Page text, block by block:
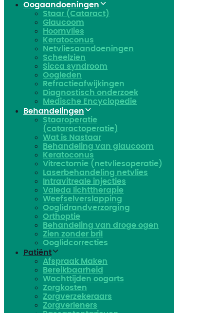
Oogaandoeningen
Staar (Cataract)
Glaucoom
Hoornvlies
Keratoconus
Netvliesaandoeningen
Scheelzien
Sicca syndroom
Oogleden
Refractieafwijkingen
Diagnostisch onderzoek
Medische Encyclopedie
Behandelingen
Staaroperatie
(cataractoperatie)
Wat is Nastaar
Behandeling van glaucoom
Keratoconus​
Vitrectomie (netvliesoperatie)
Laserbehandeling netvlies
Intravitreale injecties
Valeda lichttherapie
Weefselverslapping
Ooglidrandverzorging
Orthoptie
Behandeling van droge ogen
Zien zonder bril
Ooglidcorrecties
Patiënt
Afspraak Maken
Bereikbaarheid
Wachttijden oogarts
Zorgkosten
Zorgverzekeraars
Zorgverleners